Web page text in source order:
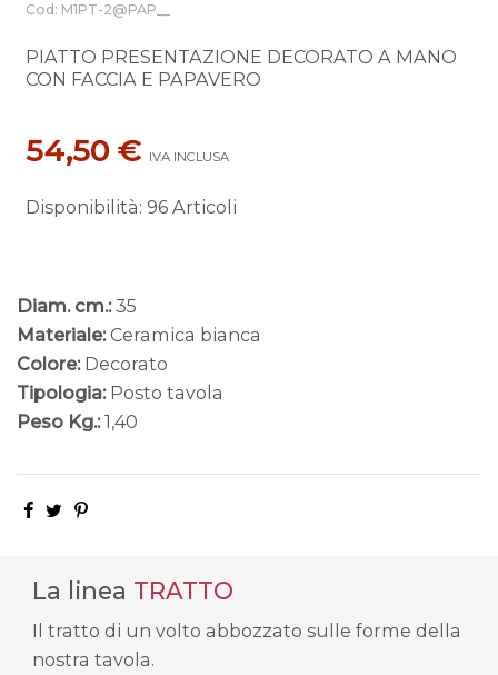
Cod: M1PT-2@PAP__
PIATTO PRESENTAZIONE DECORATO A MANO
CON FACCIA E PAPAVERO
54,50 € IVA INCLUSA
Disponibilità: 96 Articoli
Diam. cm.: 35
Materiale: Ceramica bianca
Colore: Decorato
Tipologia: Posto tavola
Peso Kg.: 1,40
La linea TRATTO
Il tratto di un volto abbozzato sulle forme della
nostra tavola.